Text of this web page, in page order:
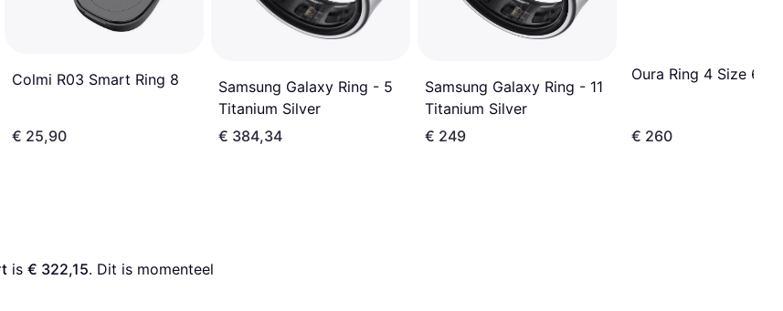
Colmi R03 Smart Ring 8
€ 25,90
Samsung Galaxy Ring - 5
Titanium Silver
€ 384,34
Samsung Galaxy Ring - 11
Titanium Silver
€ 249
Oura Ring 4 Size 6
€ 260
is € 322,15. Dit is momenteel